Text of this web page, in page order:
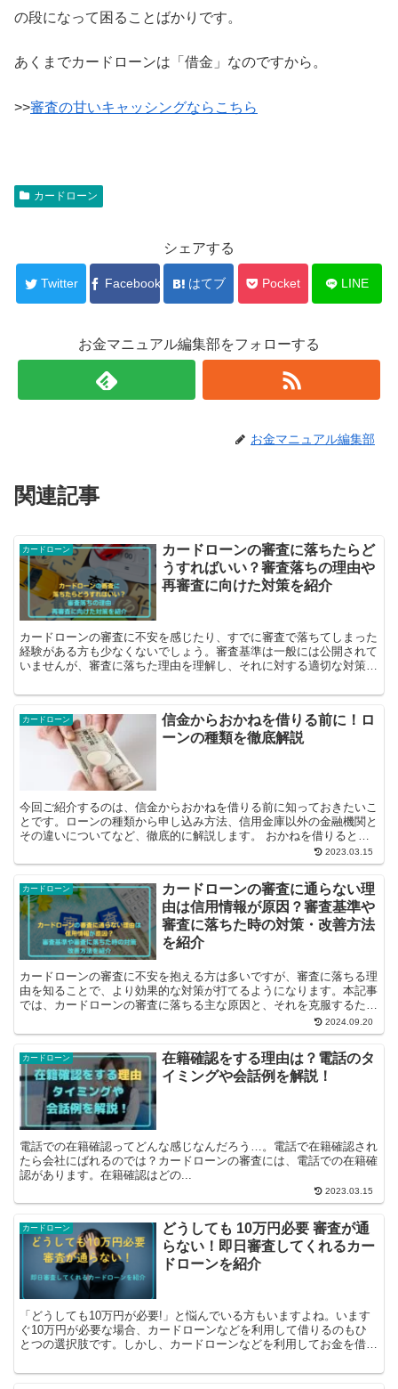
の段になって困ることばかりです。
あくまでカードローンは「借金」なのですから。
>>審査の甘いキャッシングならこちら
カードローン
シェアする
Twitter Facebook はてブ Pocket LINE
お金マニュアル編集部をフォローする
お金マニュアル編集部
関連記事
カードローン
カードローンの審査に落ちたらど
うすればいい？審査落ちの理由や
再審査に向けた対策を紹介
カードローンの審査に不安を感じたり、すでに審査で落ちてしまった
経験がある方も少なくないでしょう。審査基準は一般には公開されて
いませんが、審査に落ちた理由を理解し、それに対する適切な対策を
カードローン
信金からおかねを借りる前に！ロ
ーンの種類を徹底解説
今回ご紹介するのは、信金からおかねを借りる前に知っておきたいこ
とです。ローンの種類から申し込み方法、信用金庫以外の金融機関と
その違いについてなど、徹底的に解説します。 おかねを借りるとい
2023.03.15
カードローン
カードローンの審査に通らない理
由は信用情報が原因？審査基準や
審査に落ちた時の対策・改善方法
を紹介
カードローンの審査に不安を抱える方は多いですが、審査に落ちる理
由を知ることで、より効果的な対策が打てるようになります。本記事
では、カードローンの審査に落ちる主な原因と、それを克服するため
2024.09.20
カードローン
在籍確認をする理由は？電話のタ
イミングや会話例を解説！
電話での在籍確認ってどんな感じなんだろう…。電話で在籍確認され
たら会社にばれるのでは？カードローンの審査には、電話での在籍確
認があります。在籍確認はどの...
2023.03.15
カードローン
どうしても 10万円必要 審査が通
らない！即日審査してくれるカー
ドローンを紹介
「どうしても10万円が必要!」と悩んでいる方もいますよね。います
ぐ10万円が必要な場合、カードローンなどを利用して借りるのもひ
とつの選択肢です。しかし、カードローンなどを利用してお金を借り